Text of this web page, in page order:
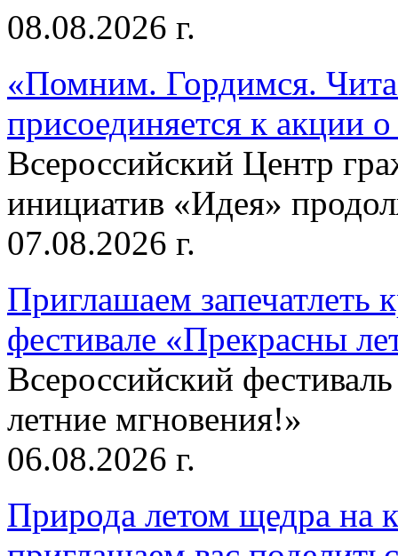
08.08.2026 г.
«Помним. Гордимся.
присоединяется к акции
Всероссийский Центр
инициатив «Идея»
07.08.2026 г.
Приглашаем запечатлеть
фестивале «Прекрасны
Всероссийский
летние мгновения!»
06.08.2026 г.
Природа летом щедра на